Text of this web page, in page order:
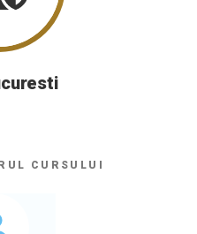
CURSULUI